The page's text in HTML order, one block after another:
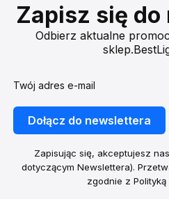
Zapisz się
Odbierz aktualne
Twój adres e-mail
Dołącz do newslettera
Zapisując się, akceptujesz
dotyczącym Newslettera).
zgodnie z